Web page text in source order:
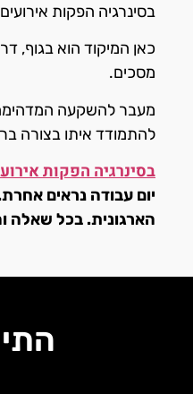
בסינרגיה הפקות
כאן המיקוד הוא בגוף,
מסכים.
מעבר להשקעה
להתמודד איתו בצורה
בסינרגיה הפקות
יום עבודה נראים
הארגונית. בכל שאלה